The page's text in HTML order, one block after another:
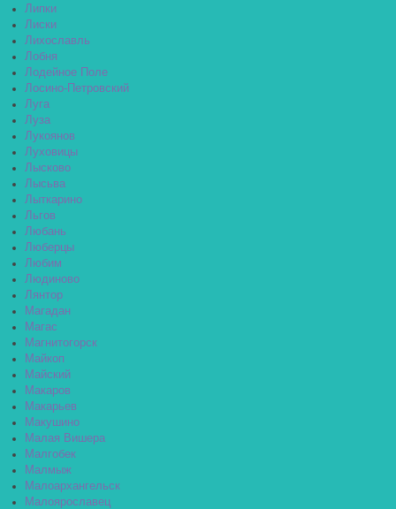
Липки
Лиски
Лихославль
Лобня
Лодейное Поле
Лосино-Петровский
Луга
Луза
Лукоянов
Луховицы
Лысково
Лысьва
Лыткарино
Льгов
Любань
Люберцы
Любим
Людиново
Лянтор
Магадан
Магас
Магнитогорск
Майкоп
Майский
Макаров
Макарьев
Макушино
Малая Вишера
Малгобек
Малмыж
Малоархангельск
Малоярославец